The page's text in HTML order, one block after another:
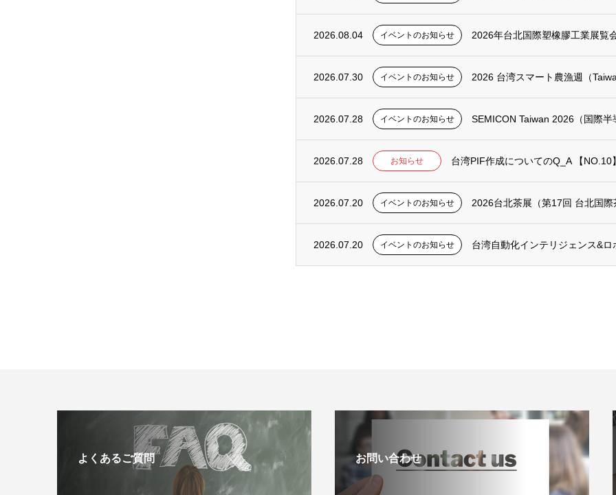
2026.08.04 イベントのお知らせ 2026年台北国際塑橡膠工業展覧
2026.07.30 イベントのお知らせ 2026 台湾スマート農漁週（
2026.07.28 イベントのお知らせ SEMICON Taiwan 2026（国際
2026.07.28 お知らせ 台湾PIF作成についてのQ_A 【
2026.07.20 イベントのお知らせ 2026台北茶展（第17回 台北国
2026.07.20 イベントのお知らせ 台湾自動化インテリジェンス&
よくあるご質問 お問い合わせ